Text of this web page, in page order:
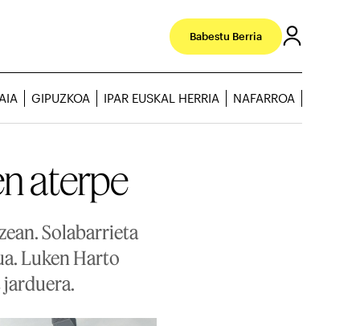
Babestu Berria
GIPUZKOA IPAR EUSKAL HERRIA NAFARROA
aterpe
Solabarrieta
Luken Harto